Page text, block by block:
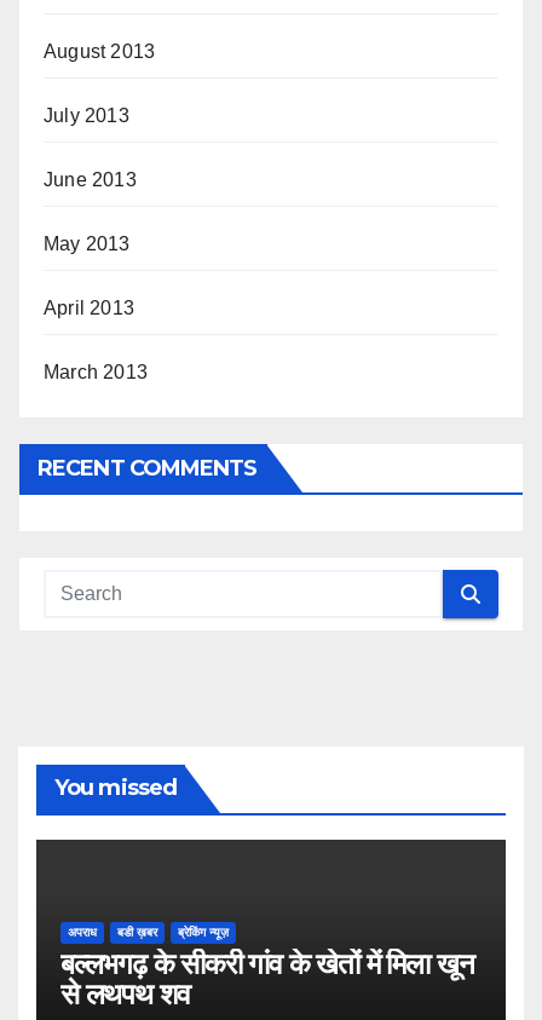
August 2013
July 2013
June 2013
May 2013
April 2013
March 2013
RECENT COMMENTS
You missed
अपराध बडी ख़बर ब्रेकिंग न्यूज़
बल्लभगढ़ के सीकरी गांव के खेतों में मिला खून
से लथपथ शव